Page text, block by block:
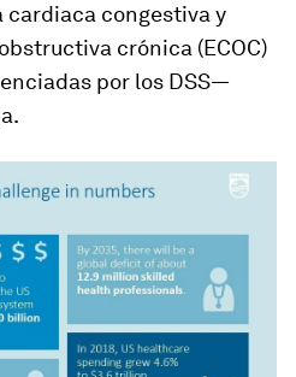
congestiva y
crónica (ECOC)
por los DSS—